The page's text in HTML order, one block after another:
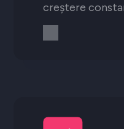
creștere